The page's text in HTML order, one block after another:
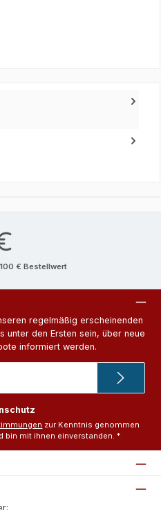
€ Bestellwert
regelmäßig erscheinenden
unter den Ersten sein, über neue
informiert werden.
zur Kenntnis genommen
bin mit ihnen einverstanden. *